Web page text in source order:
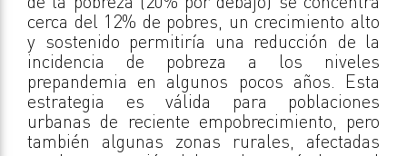
cerca del 12% de pobres, un crecimiento alto
y sostenido permitiría una reducción de la
incidencia de pobreza a los niveles
prepandemia en algunos pocos años. Esta
estrategia es válida para poblaciones
urbanas de reciente empobrecimiento, pero
también algunas zonas rurales, afectadas